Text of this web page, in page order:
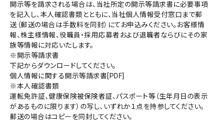
開示等を請求される場合は、当社所定の開示等請求書に必要事項
を記入し、本人確認書類とともに、当社個人情報受付窓口まで郵
送（郵送の場合は手数料を同封）にてお申込みください。お客様情
報、株主様情報、役職員・採用応募者および退職者ならびにその家
族等情報に対応いたします。
※開示等請求書
下記からダウンロードしてください。
個人情報に関する開示等請求書[PDF]
※本人確認書類
運転免許証、健康保険被保険者証、パスポート等（生年月日の表示
があるものに限ります）の写し、いずれか１点を持参してください。
郵送の場合はコピーを同封してください。